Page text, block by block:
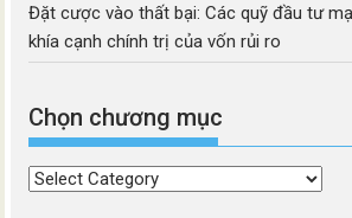
Đặt cược vào thất bại: Các quỹ đầu tư
khía cạnh chính trị của vốn rủi ro
Chọn chương mục
Chọn